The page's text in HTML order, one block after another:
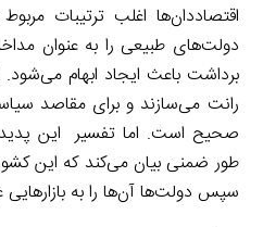
اقتصاددان‌ها اغلب ترتیبات
دولت‌های طبیعی را به عنوان
برداشت باعث ایجاد ابهام
رانت می‌سازند و برای مقاصد
صحیح است. اما تفسیر این پدیده
طور ضمنی بیان می‌کند که این
سپس دولت‌ها آن‌ها را به بازارهایی